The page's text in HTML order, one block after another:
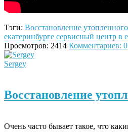
Тэги: Восстановление
екатеринбурге сервисный центр в
Просмотров: 2414 Комментариев: 0
Sergey
Восстановление
Очень часто бывает такое, что